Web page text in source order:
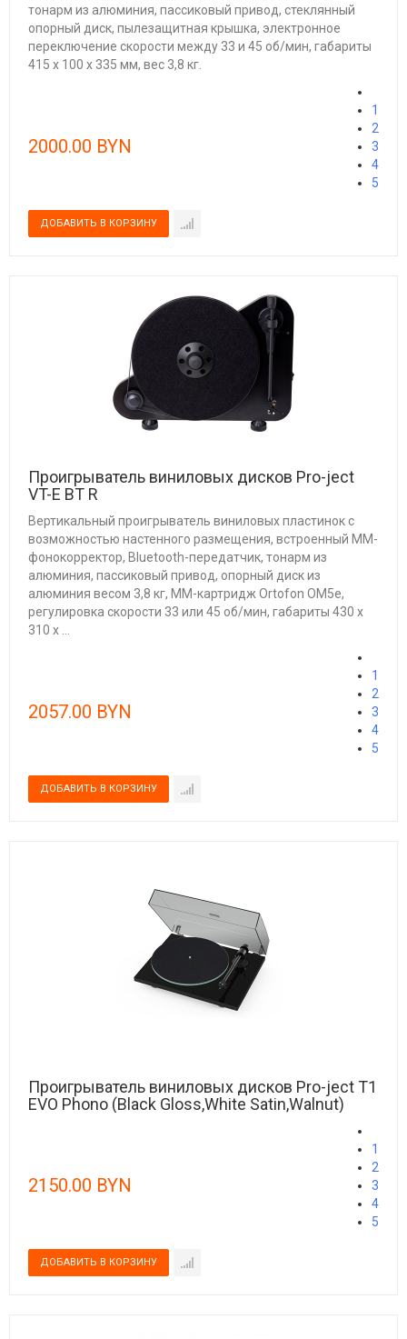
тонарм из алюминия, пассиковый привод, стеклянный
опорный диск, пылезащитная крышка, электронное
переключение скорости между 33 и 45 об/мин, габариты
415 х 100 х 335 мм, вес 3,8 кг.
2000.00 BYN
1
2
3
4
5
Проигрыватель виниловых дисков Pro-ject
VT-E BT R
Вертикальный проигрыватель виниловых пластинок с
возможностью настенного размещения, встроенный ММ-
фонокорректор, Bluetooth-передатчик, тонарм из
алюминия, пассиковый привод, опорный диск из
алюминия весом 3,8 кг, ММ-картридж Ortofon OM5е,
регулировка скорости 33 или 45 об/мин, габариты 430 х
310 х ...
2057.00 BYN
1
2
3
4
5
Проигрыватель виниловых дисков Pro-ject T1
EVO Phono (Black Gloss,White Satin,Walnut)
2150.00 BYN
1
2
3
4
5